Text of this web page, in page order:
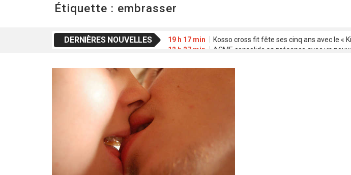
Étiquette : embrasser
DERNIÈRES NOUVELLES 19 h 17 min
Kosso cross fit fête ses cinq ans avec le «
12 h 27 min
ACME consolide sa présence avec un
16 h 42 min
FESPACO 2025 : Le Tchad confirme sa
Déclaration des œuvres et répartition des